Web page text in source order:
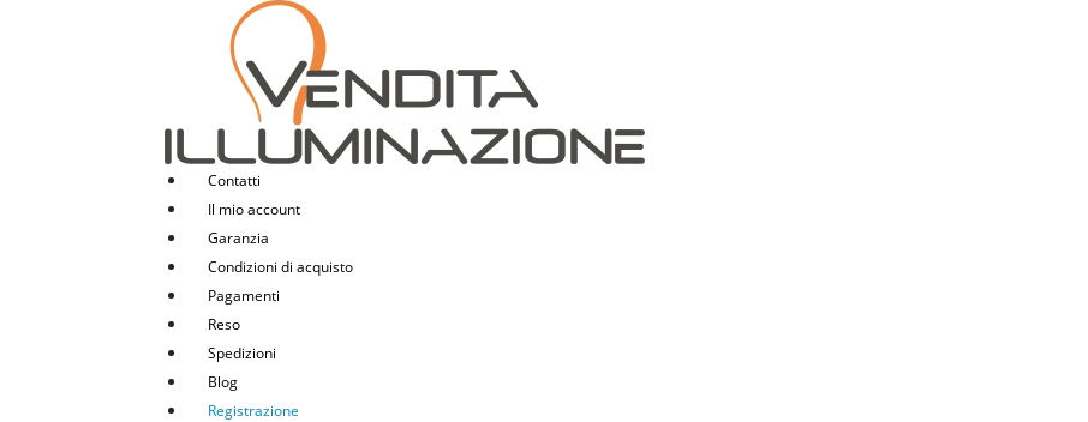
Contatti
Il mio account
Garanzia
Condizioni di acquisto
Pagamenti
Reso
Spedizioni
Blog
Registrazione